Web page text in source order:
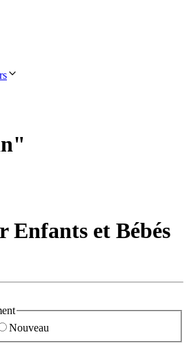
"
Enfants et Bébés
Nouveau